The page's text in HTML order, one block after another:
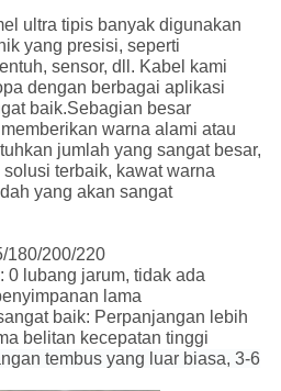
ultra tipis banyak digunakan
yang presisi, seperti
sensor, dll. Kabel kami
dengan berbagai aplikasi
baik.Sebagian besar
warna alami atau
jumlah yang sangat besar,
terbaik, kawat warna
yang akan sangat
180/200/220
0 lubang jarum, tidak ada
lama
baik: Perpanjangan lebih
belitan kecepatan tinggi
tembus yang luar biasa, 3-6